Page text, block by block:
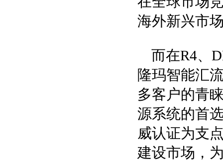
海外新兴市
而在R4、
隆玛智能汇
多客户的青
源系统的首
威认证为支
建设市场，